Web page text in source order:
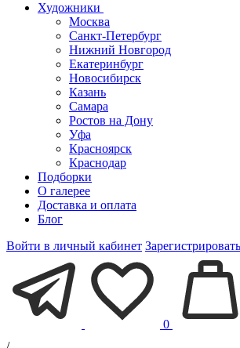
Художники
Москва
Санкт-Петербург
Нижний Новгород
Екатеринбург
Новосибирск
Казань
Самара
Ростов на Дону
Уфа
Красноярск
Краснодар
Подборки
О галерее
Доставка и оплата
Блог
Войти в личный кабинет
0